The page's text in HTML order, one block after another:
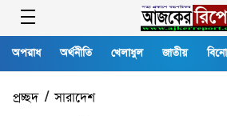
অপরাধ অর্থনীতি খেলাধুল জাতীয়
প্রচ্ছদ/সারাদেশ